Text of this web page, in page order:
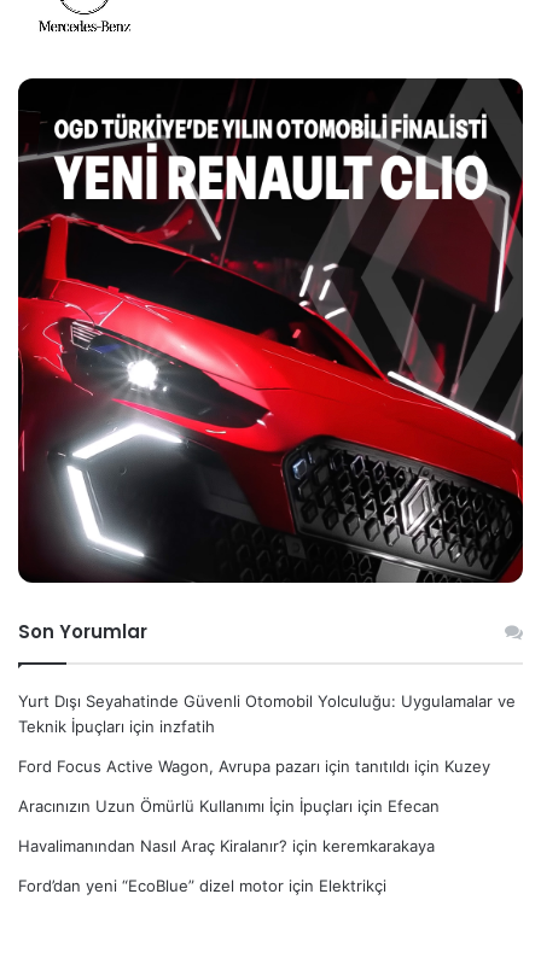
Son Yorumlar
Yurt Dışı Seyahatinde Güvenli Otomobil Yolculuğu: Uygulamalar ve
Teknik İpuçları için inzfatih
Ford Focus Active Wagon, Avrupa pazarı için tanıtıldı için Kuzey
Aracınızın Uzun Ömürlü Kullanımı İçin İpuçları için Efecan
Havalimanından Nasıl Araç Kiralanır? için keremkarakaya
Ford’dan yeni “EcoBlue” dizel motor için Elektrikçi